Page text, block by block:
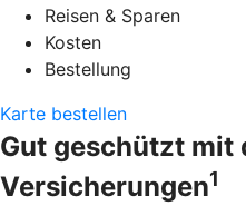
Reisen & Sparen
Kosten
Bestellung
Karte bestellen
Gut geschützt mit
Versicherungen1